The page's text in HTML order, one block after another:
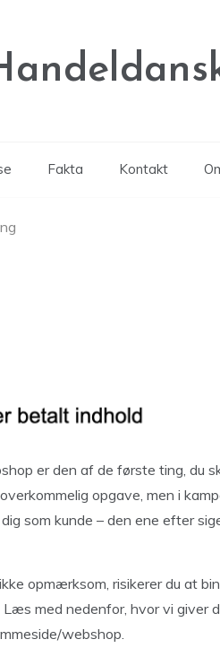
Fakta Kontakt
er den af de første ting, du
opgave, men i
som kunde – den ene efter
opmærksom, risikerer du at
med nedenfor, hvor vi giver
webshop.